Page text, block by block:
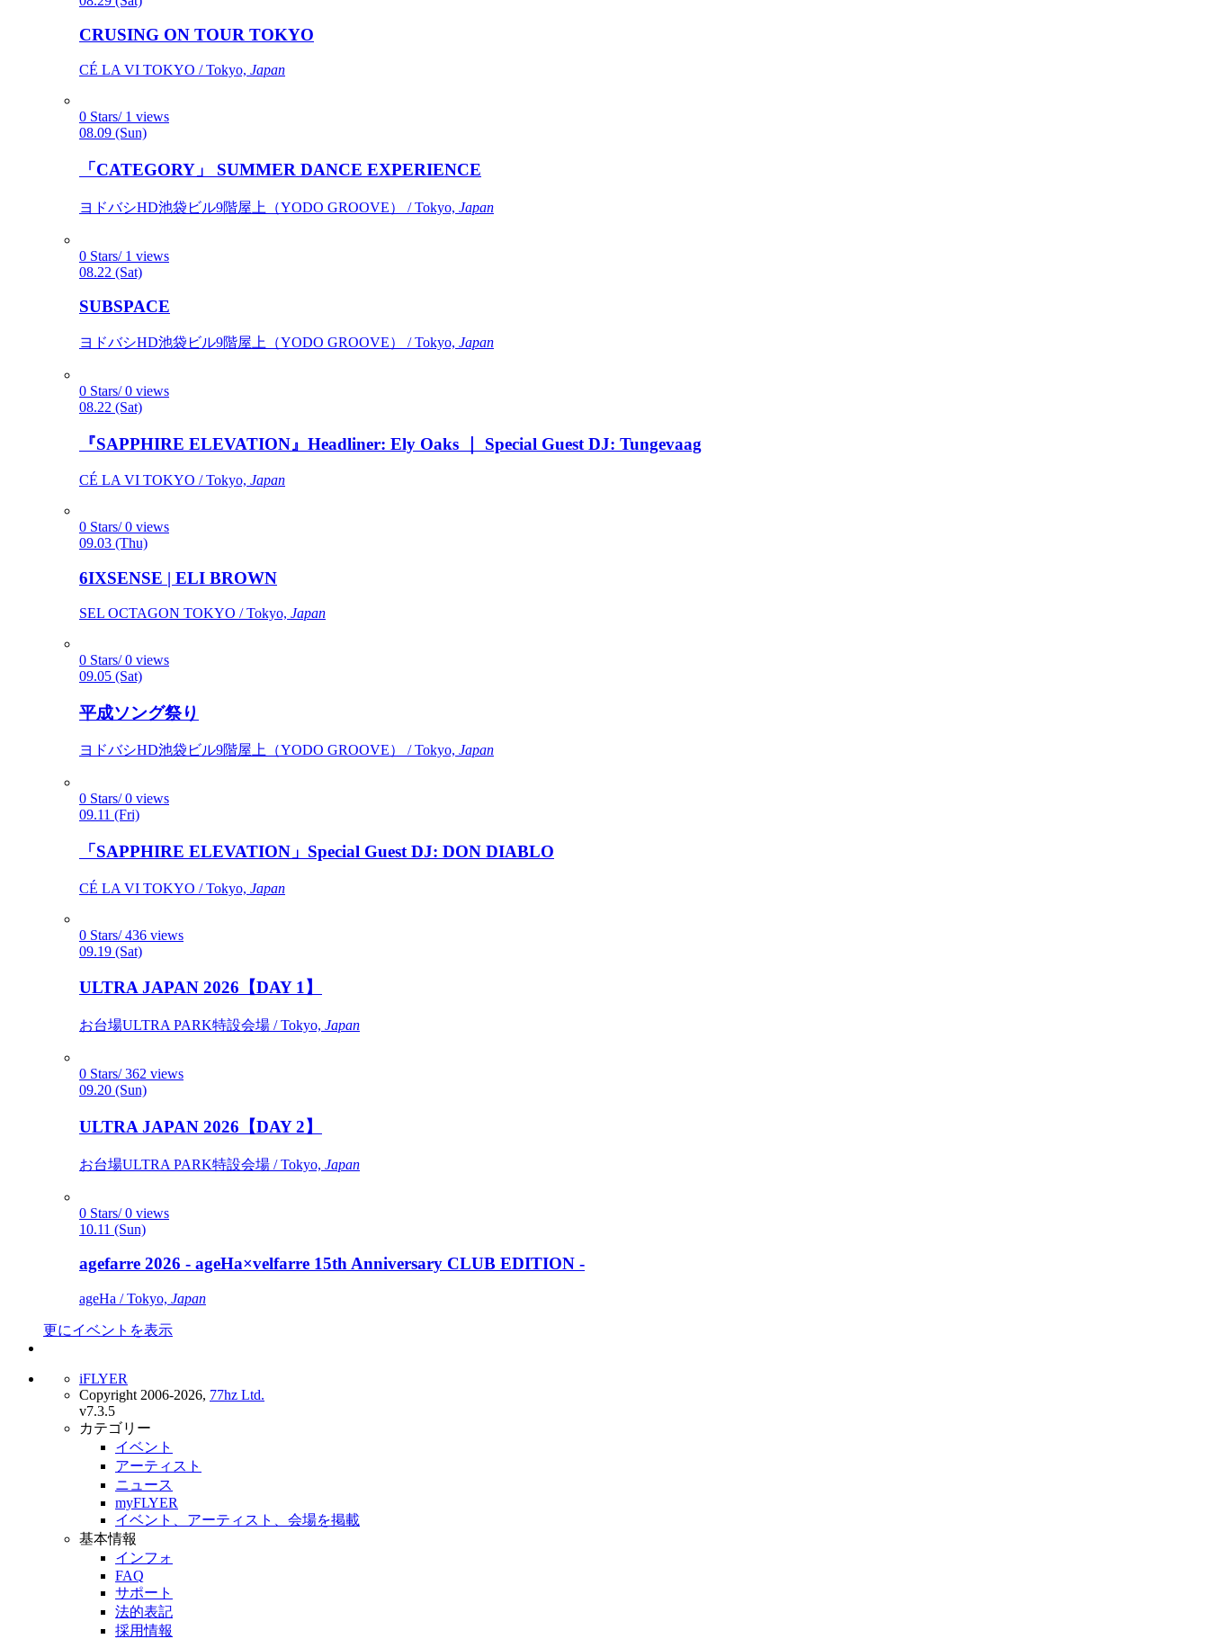
CRUSING ON TOUR TOKYO
CÉ LA VI TOKYO / Tokyo, Japan
0 Stars/ 1 views
08.09 (Sun)
「CATEGORY」 SUMMER DANCE EXPERIENCE
ヨドバシHD池袋ビル9階屋上（YODO GROOVE） / Tokyo, Japan
0 Stars/ 1 views
08.22 (Sat)
SUBSPACE
ヨドバシHD池袋ビル9階屋上（YODO GROOVE） / Tokyo, Japan
0 Stars/ 0 views
08.22 (Sat)
『SAPPHIRE ELEVATION』Headliner: Ely Oaks ｜ Special Guest DJ: Tungevaag
CÉ LA VI TOKYO / Tokyo, Japan
0 Stars/ 0 views
09.03 (Thu)
6IXSENSE | ELI BROWN
SEL OCTAGON TOKYO / Tokyo, Japan
0 Stars/ 0 views
09.05 (Sat)
平成ソング祭り
ヨドバシHD池袋ビル9階屋上（YODO GROOVE） / Tokyo, Japan
0 Stars/ 0 views
09.11 (Fri)
「SAPPHIRE ELEVATION」Special Guest DJ: DON DIABLO
CÉ LA VI TOKYO / Tokyo, Japan
0 Stars/ 436 views
09.19 (Sat)
ULTRA JAPAN 2026【DAY 1】
お台場ULTRA PARK特設会場 / Tokyo, Japan
0 Stars/ 362 views
09.20 (Sun)
ULTRA JAPAN 2026【DAY 2】
お台場ULTRA PARK特設会場 / Tokyo, Japan
0 Stars/ 0 views
10.11 (Sun)
agefarre 2026 - ageHa×velfarre 15th Anniversary CLUB EDITION -
ageHa / Tokyo, Japan
更にイベントを表示
iFLYER
Copyright 2006-2026, 77hz Ltd.
v7.3.5
カテゴリー
イベント
アーティスト
ニュース
myFLYER
イベント、アーティスト、会場を掲載
基本情報
インフォ
FAQ
サポート
法的表記
採用情報